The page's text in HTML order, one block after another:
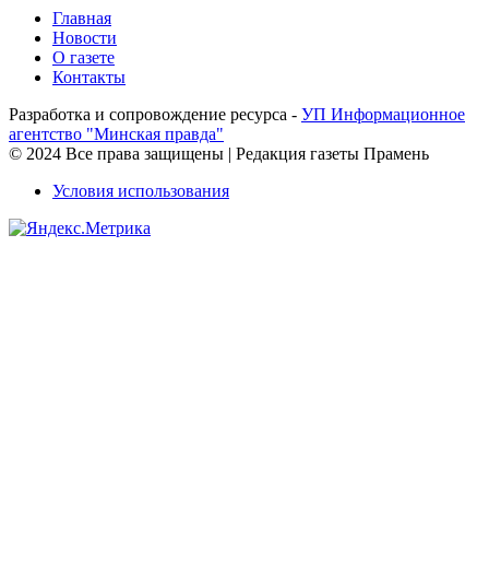
Главная
Новости
О газете
Контакты
Разработка и сопровождение ресурса - УП Информационное
агентство "Минская правда"
© 2024 Все права защищены | Редакция газеты Прамень
Условия использования